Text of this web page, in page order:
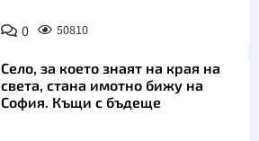
0 50810
Село, за което знаят на края на
света, стана имотно бижу на
София. Къщи с бъдеще